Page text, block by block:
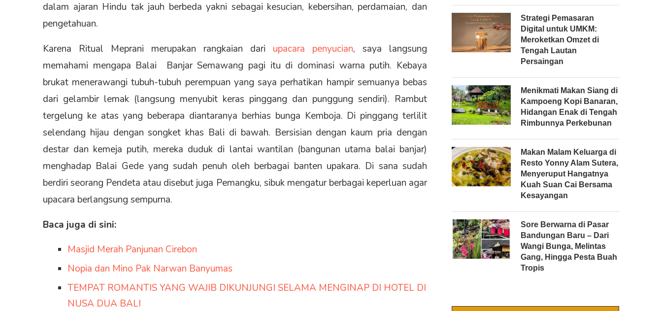
dalam ajaran Hindu tak jauh berbeda yakni sebagai kesucian, kebersihan, perdamaian, dan
pengetahuan.
Karena Ritual Meprani merupakan rangkaian dari upacara penyucian, saya langsung
memahami mengapa Balai Banjar Semawang pagi itu di dominasi warna putih. Kebaya
brukat menerawangi tubuh-tubuh perempuan yang saya perhatikan hampir semuanya bebas
dari gelambir lemak (langsung menyubit keras pinggang dan punggung sendiri). Rambut
tergelung ke atas yang beberapa diantaranya berhias bunga Kemboja. Di pinggang terlilit
selendang hijau dengan songket khas Bali di bawah. Bersisian dengan kaum pria dengan
destar dan kemeja putih, mereka duduk di lantai wantilan (bangunan utama balai banjar)
menghadap Balai Gede yang sudah penuh oleh berbagai banten upakara. Di sana sudah
berdiri seorang Pendeta atau disebut juga Pemangku, sibuk mengatur berbagai keperluan agar
upacara berlangsung sempurna.
Baca juga di sini:
Masjid Merah Panjunan Cirebon
Nopia dan Mino Pak Narwan Banyumas
TEMPAT ROMANTIS YANG WAJIB DIKUNJUNGI SELAMA MENGINAP DI HOTEL DI
NUSA DUA BALI
Strategi Pemasaran
Digital untuk UMKM:
Meroketkan Omzet di
Tengah Lautan
Persaingan
Menikmati Makan Siang di
Kampoeng Kopi Banaran,
Hidangan Enak di Tengah
Rimbunnya Perkebunan
Makan Malam Keluarga di
Resto Yonny Alam Sutera,
Menyeruput Hangatnya
Kuah Suan Cai Bersama
Kesayangan
Sore Berwarna di Pasar
Bandungan Baru – Dari
Wangi Bunga, Melintas
Gang, Hingga Pesta Buah
Tropis